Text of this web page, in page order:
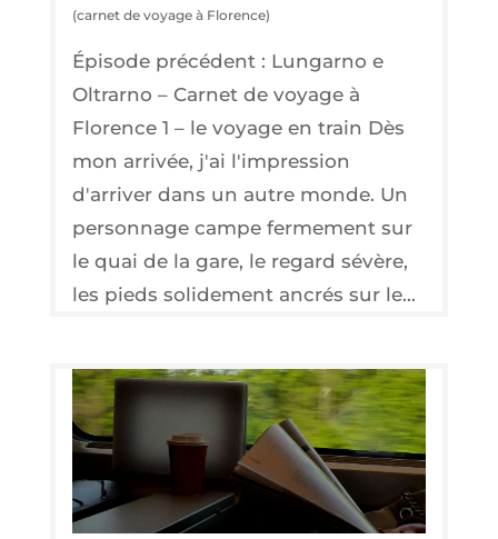
(carnet de voyage à Florence)
Épisode précédent : Lungarno e
Oltrarno – Carnet de voyage à
Florence 1 – le voyage en train Dès
mon arrivée, j'ai l'impression
d'arriver dans un autre monde. Un
personnage campe fermement sur
le quai de la gare, le regard sévère,
les pieds solidement ancrés sur le...